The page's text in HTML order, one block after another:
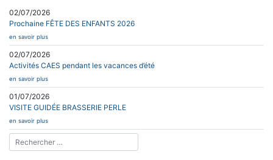
02/07/2026
Prochaine FÊTE DES ENFANTS 2026
en savoir plus
02/07/2026
Activités CAES pendant les vacances d’été
en savoir plus
01/07/2026
VISITE GUIDÉE BRASSERIE PERLE
en savoir plus